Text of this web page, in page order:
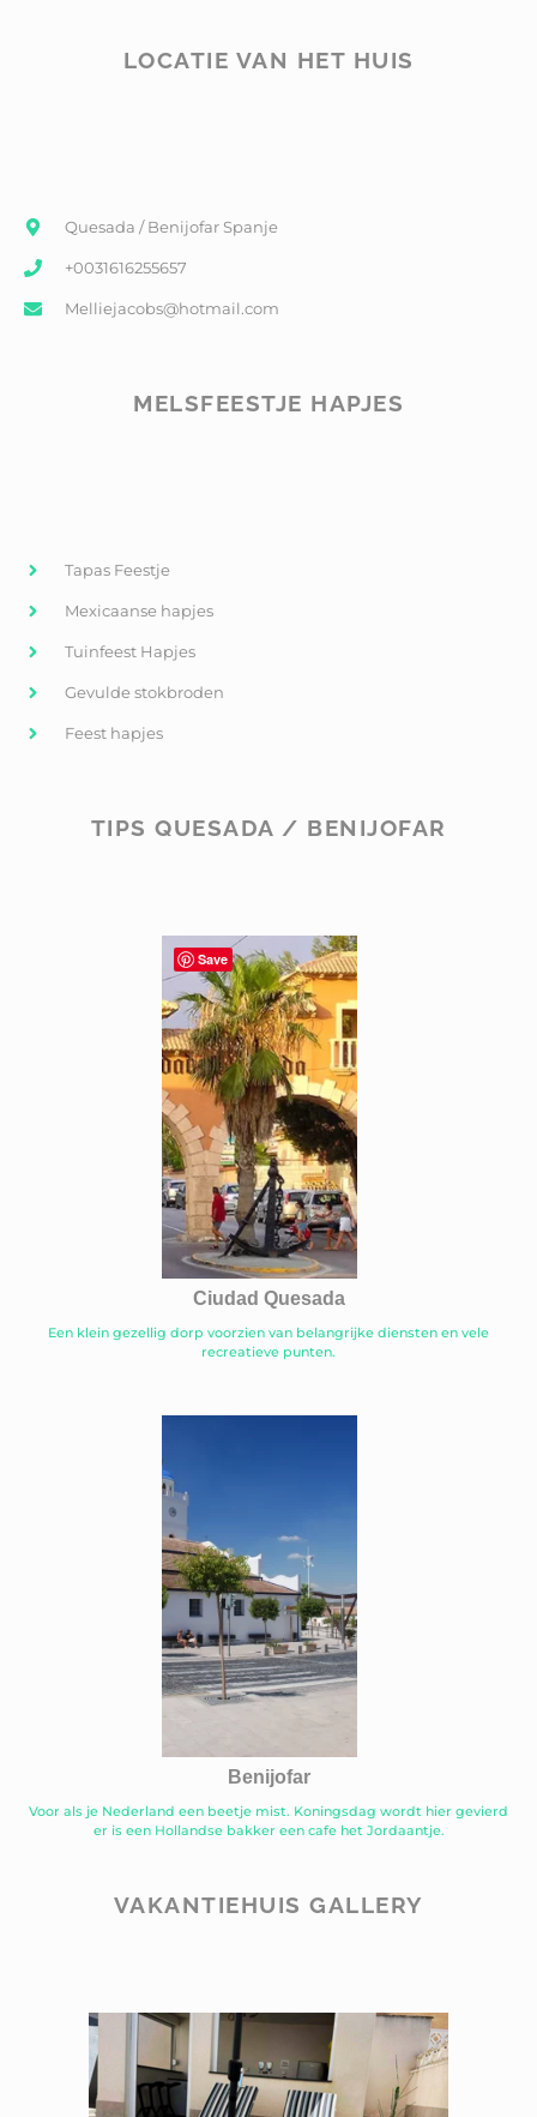
LOCATIE VAN HET HUIS
Quesada / Benijofar Spanje
+0031616255657
Melliejacobs@hotmail.com
MELSFEESTJE HAPJES
Tapas Feestje
Mexicaanse hapjes
Tuinfeest Hapjes
Gevulde stokbroden
Feest hapjes
TIPS QUESADA / BENIJOFAR
Ciudad Quesada
Een klein gezellig dorp voorzien van belangrijke diensten en vele
recreatieve punten.
Benijofar
Voor als je Nederland een beetje mist. Koningsdag wordt hier gevierd
er is een Hollandse bakker een cafe het Jordaantje.
VAKANTIEHUIS GALLERY
Save